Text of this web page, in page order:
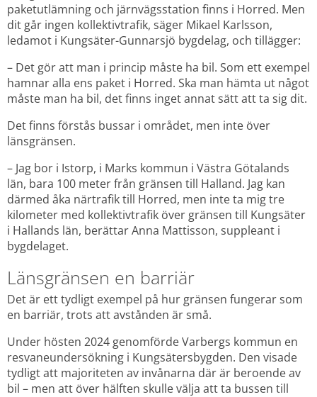
paketutlämning och järnvägsstation finns i Horred. Men
dit går ingen kollektivtrafik, säger Mikael Karlsson,
ledamot i Kungsäter-Gunnarsjö bygdelag, och tillägger:
– Det gör att man i princip måste ha bil. Som ett exempel
hamnar alla ens paket i Horred. Ska man hämta ut något
måste man ha bil, det finns inget annat sätt att ta sig dit.
Det finns förstås bussar i området, men inte över
länsgränsen.
– Jag bor i Istorp, i Marks kommun i Västra Götalands
län, bara 100 meter från gränsen till Halland. Jag kan
därmed åka närtrafik till Horred, men inte ta mig tre
kilometer med kollektivtrafik över gränsen till Kungsäter
i Hallands län, berättar Anna Mattisson, suppleant i
bygdelaget.
Länsgränsen en barriär
Det är ett tydligt exempel på hur gränsen fungerar som
en barriär, trots att avstånden är små.
Under hösten 2024 genomförde Varbergs kommun en
resvaneundersökning i Kungsätersbygden. Den visade
tydligt att majoriteten av invånarna där är beroende av
bil – men att över hälften skulle välja att ta bussen till